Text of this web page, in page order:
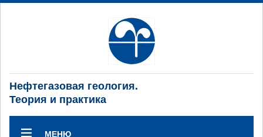
Нефтегазовая геология.
Теория и практика
МЕНЮ